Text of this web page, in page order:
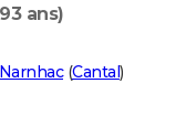
ans)
Narnhac(Cantal)